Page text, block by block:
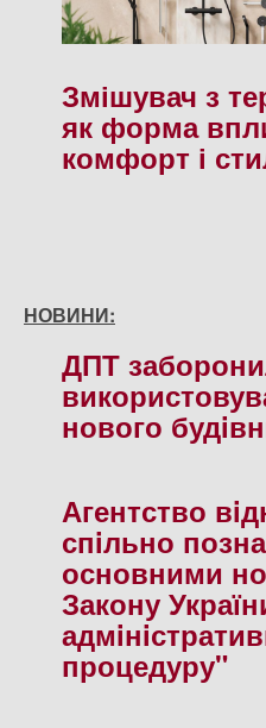
Змішувач з
як форма
комфорт і
НОВИНИ:
ДПТ
нового
Агентство
спiльно
основними
Закону
процедуру"